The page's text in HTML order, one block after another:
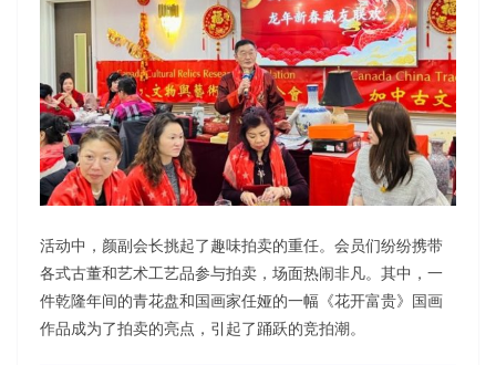
活动中，颜副会长挑起了趣味拍卖的重任。会员们纷纷携带
各式古董和艺术工艺品参与拍卖，场面热闹非凡。其中，一
件乾隆年间的青花盘和国画家任娅的一幅《花开富贵》国画
作品成为了拍卖的亮点，引起了踊跃的竞拍潮。